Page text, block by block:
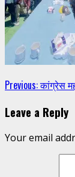
Continue
Reading
Previous:कांग्रेस
Leave a Reply
Your email